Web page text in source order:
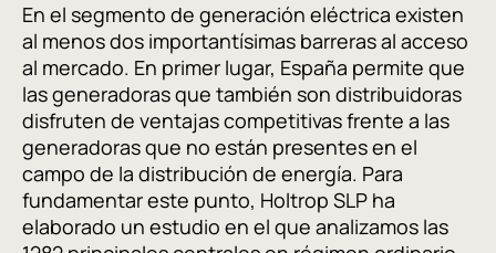
En el segmento de generación eléctrica existen
al menos dos importantísimas barreras al acceso
al mercado. En primer lugar, España permite que
las generadoras que también son distribuidoras
disfruten de ventajas competitivas frente a las
generadoras que no están presentes en el
campo de la distribución de energía. Para
fundamentar este punto, Holtrop SLP ha
elaborado un estudio en el que analizamos las